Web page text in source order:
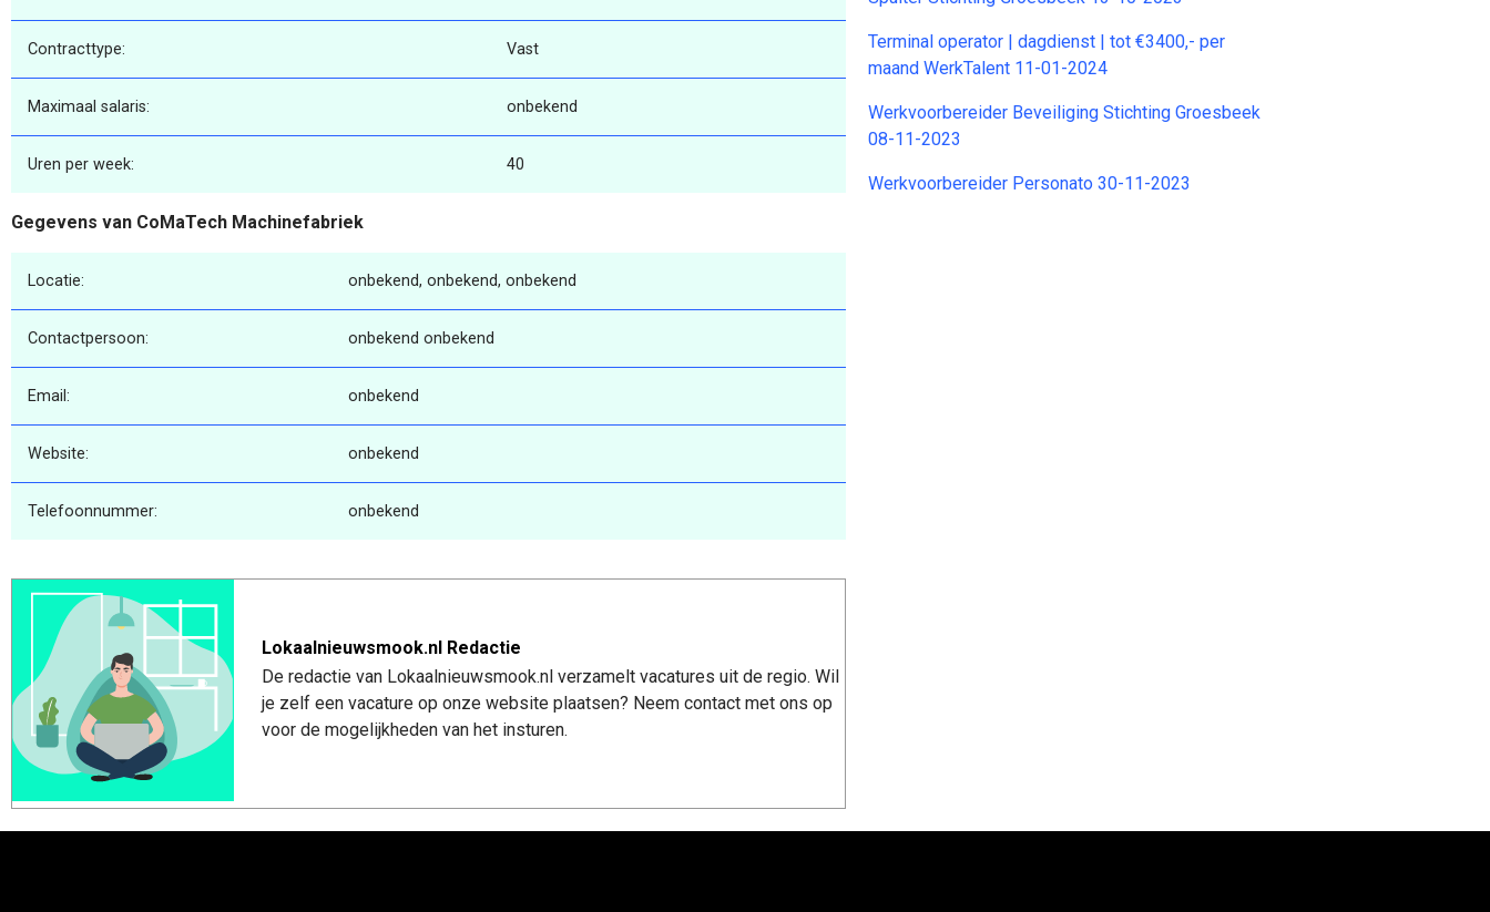
Contracttype: Vast
Maximaal salaris: onbekend
Uren per week: 40
Gegevens van CoMaTech Machinefabriek
Locatie: onbekend, onbekend, onbekend
Contactpersoon: onbekend onbekend
Email: onbekend
Website: onbekend
Telefoonnummer: onbekend
Lokaalnieuwsmook.nl Redactie
De redactie van Lokaalnieuwsmook.nl verzamelt vacatures uit de regio. Wil
je zelf een vacature op onze website plaatsen? Neem contact met ons op
voor de mogelijkheden van het insturen.
Terminal operator | dagdienst | tot €3400,- per
maand WerkTalent 11-01-2024
Werkvoorbereider Beveiliging Stichting Groesbeek
08-11-2023
Werkvoorbereider Personato 30-11-2023